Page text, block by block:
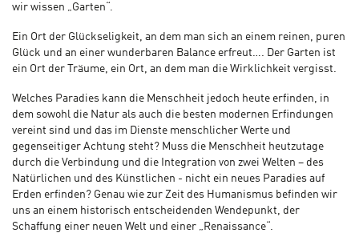
wir wissen „Garten“.
Ein Ort der Glückseligkeit, an dem man sich an einem reinen, puren
Glück und an einer wunderbaren Balance erfreut…. Der Garten ist
ein Ort der Träume, ein Ort, an dem man die Wirklichkeit vergisst.
Welches Paradies kann die Menschheit jedoch heute erfinden, in
dem sowohl die Natur als auch die besten modernen Erfindungen
vereint sind und das im Dienste menschlicher Werte und
gegenseitiger Achtung steht? Muss die Menschheit heutzutage
durch die Verbindung und die Integration von zwei Welten – des
Natürlichen und des Künstlichen - nicht ein neues Paradies auf
Erden erfinden? Genau wie zur Zeit des Humanismus befinden wir
uns an einem historisch entscheidenden Wendepunkt, der
Schaffung einer neuen Welt und einer „Renaissance“.